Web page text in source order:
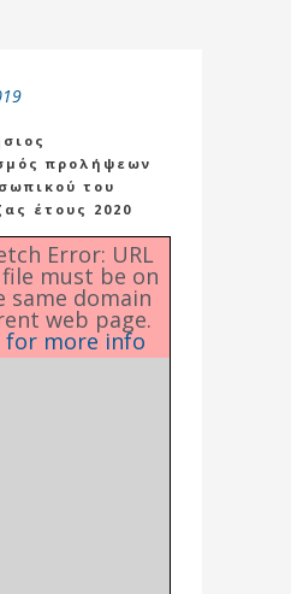
προλήψεων
του
έτους 2020
Error: URL
must be on
same domain
web page.
for more info